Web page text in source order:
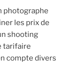
photographe
les prix de
shooting
tarifaire
compte divers